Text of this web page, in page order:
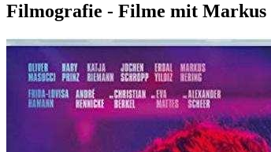
Filmografie - Filme mit